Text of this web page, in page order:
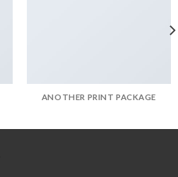
ANOTHER PRINT PACKAGE